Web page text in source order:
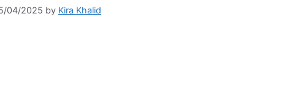
04/2025 by Kira Khalid